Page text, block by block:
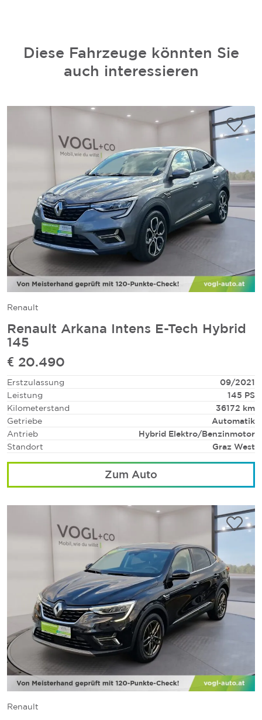
Diese Fahrzeuge könnten Sie
auch interessieren
Renault
Renault Arkana Intens E-Tech Hybrid
145
€ 20.490
Erstzulassung
09/2021
Leistung
145 PS
Kilometerstand
36172 km
Getriebe
Automatik
Antrieb
Hybrid Elektro/Benzinmotor
Standort
Graz West
Zum Auto
Renault